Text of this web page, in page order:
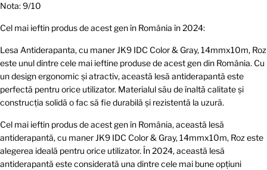
Nota: 9/10
Cel mai ieftin produs de acest gen în România în 2024:
Lesa Antiderapanta, cu maner JK9 IDC Color & Gray, 14mmx10m, Roz
este unul dintre cele mai ieftine produse de acest gen din România. Cu
un design ergonomic și atractiv, această lesă antiderapantă este
perfectă pentru orice utilizator. Materialul său de înaltă calitate și
construcția solidă o fac să fie durabilă și rezistentă la uzură.
Cel mai ieftin produs de acest gen în România, această lesă
antiderapantă, cu maner JK9 IDC Color & Gray, 14mmx10m, Roz este
alegerea ideală pentru orice utilizator. În 2024, această lesă
antiderapantă este considerată una dintre cele mai bune opțiuni